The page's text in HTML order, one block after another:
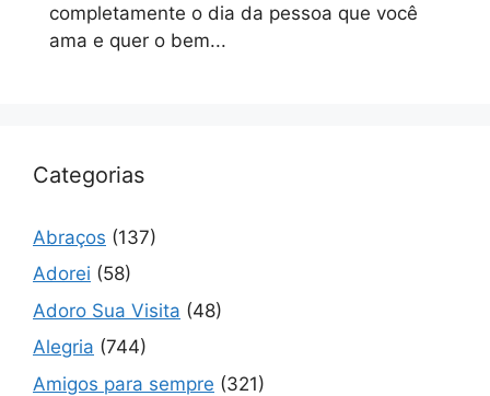
completamente o dia da pessoa que você
ama e quer o bem...
Categorias
Abraços (137)
Adorei (58)
Adoro Sua Visita (48)
Alegria (744)
Amigos para sempre (321)